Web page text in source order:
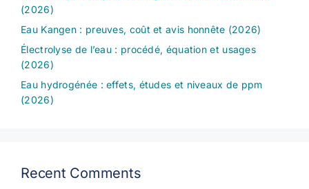
(2026)
Eau Kangen : preuves, coût et avis honnête (2026)
Électrolyse de l’eau : procédé, équation et usages
(2026)
Eau hydrogénée : effets, études et niveaux de ppm
(2026)
Recent Comments